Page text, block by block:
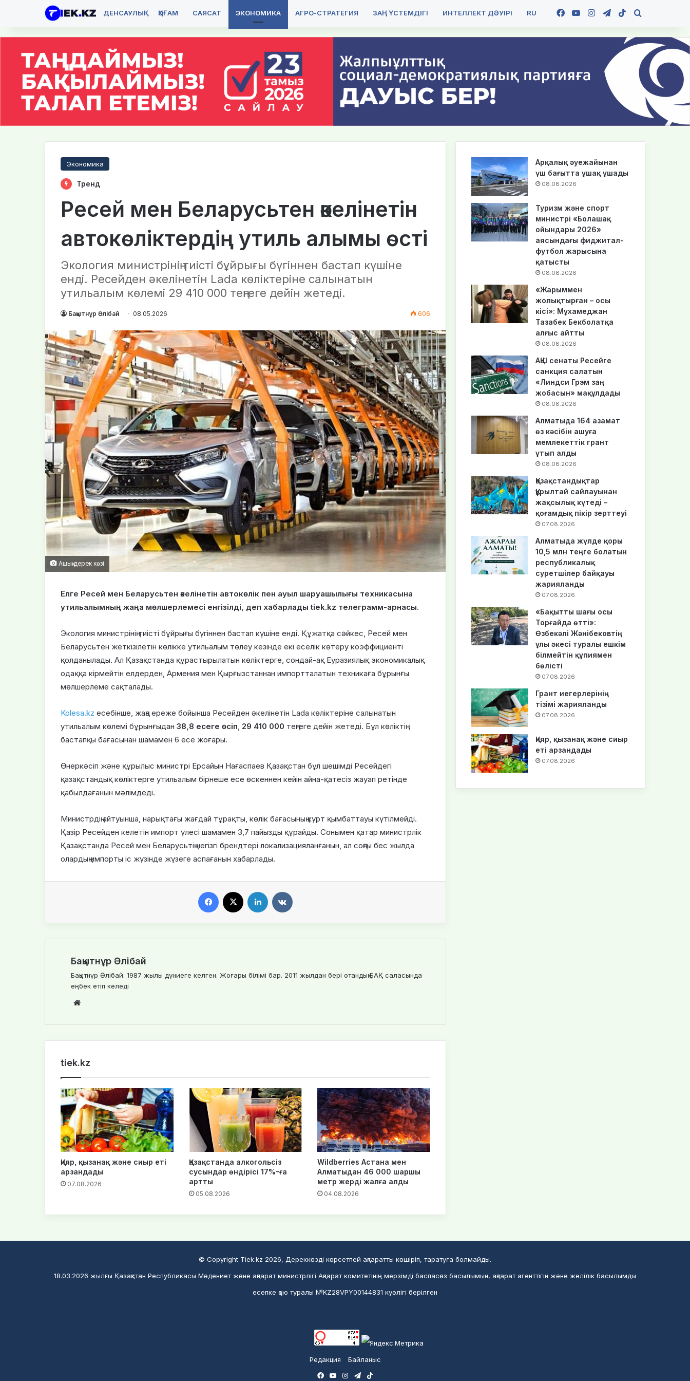
ДЕНСАУЛЫҚ ҚОҒАМ САЯСАТ ЭКОНОМИКА АГРО-СТРАТЕГИЯ ЗАҢ ҮСТЕМДІГІ ИНТЕЛЛЕКТ ДӘУІРІ RU Facebook
YouTubeInstagramTelegram
TikTok
Экономика
Тренд
Ресей мен Беларусьтен әкелінетін
автокөліктердің утиль алымы өсті
Экология министрінің тиісті бұйрығы бүгіннен бастап күшіне
енді. Ресейден әкелінетін Lada көліктеріне салынатын
утильалым көлемі 29 410 000 теңгеге дейін жетеді.
Бақытнұр Әлібай 08.05.2026 606
Ашық дерек көзі
Елге Ресей мен Беларусьтен әкелінетін автокөлік пен ауыл шаруашылығы техникасына
утильалымның жаңа мөлшерлемесі енгізілді, деп хабарлады tiek.kz телеграмм-арнасы.
Экология министрінің тиісті бұйрығы бүгіннен бастап күшіне енді. Құжатқа сәйкес, Ресей мен
Беларусьтен жеткізілетін көлікке утильалым төлеу кезінде екі еселік көтеру коэффициенті
қолданылады. Ал Қазақстанда құрастырылатын көліктерге, сондай-ақ Еуразиялық экономикалық
одаққа кірмейтін елдерден, Армения мен Қырғызстаннан импортталатын техникаға бұрынғы
мөлшерлеме сақталады.
Kolesa.kz есебінше, жаңа ереже бойынша Ресейден әкелінетін Lada көліктеріне салынатын
утильалым көлемі бұрынғыдан 38,8 есеге өсіп 29 410 000 теңгеге дейін жетеді. Бұл көліктің
бастапқы бағасынан шамамен 6 есе жоғары.
Өнеркәсіп және құрылыс министрі Ерсайын Нағаспаев Қазақстан бұл шешімді Ресейдегі
қазақстандық көліктерге утильалым бірнеше есе өскеннен кейін айна-қатесіз жауап ретінде
қабылдағанын мәлімдеді.
Министрдің айтуынша, нарықтағы жағдай тұрақты, көлік бағасының күрт қымбаттауы күтілмейді.
Қазір Ресейден келетін импорт үлесі шамамен 3,7 пайызды құрайды. Сонымен қатар министрлік
Қазақстанда Ресей мен Беларусьтің негізгі брендтері локализацияланғанын, ал соңғы бес жылда
олардың импорты іс жүзінде жүзеге аспағанын хабарлады.
Бақытнұр Әлібай
Бақытнұр Әлібай. 1987 жылы дүниеге келген. Жоғары білімі бар. 2011 жылдан бері отандық БАҚ саласында
еңбек етіп келеді
te
tiek.kz
Қияр, қызанақ және сиыр еті
арзандады
07.08.2026
Қазақстанда алкогольсіз
сусындар өндірісі 17%-ға
артты
05.08.2026
Wildberries Астана мен
Алматыдан 46 000 шаршы
метр жерді жалға алды
04.08.2026
Арқалық әуежайынан
үш бағытта ұшақ ұшады
08.08.2026
Туризм және спорт
министрі «Болашақ
ойындары 2026»
аясындағы фиджитал-
футбол жарысына
қатысты
08.08.2026
«Жарыммен
жолықтырған – осы
кісі»: Мұхамеджан
Тазабек Бекболатқа
алғыс айтты
08.08.2026
АҚШ сенаты Ресейге
санкция салатын
«Линдси Грэм заң
жобасын» мақұлдады
08.08.2026
Алматыда 164 азамат
өз кәсібін ашуға
мемлекеттік грант
ұтып алды
08.08.2026
Қазақстандықтар
Құрылтай сайлауынан
жақсылық күтеді –
қоғамдық пікір зерттеуі
07.08.2026
Алматыда жүлде қоры
10,5 млн теңге болатын
республикалық
суретшілер байқауы
жарияланды
07.08.2026
«Бақытты шағы осы
Торғайда өтті»:
Өзбекәлі Жәнібековтің
ұлы әкесі туралы ешкім
білмейтін құпиямен
бөлісті
07.08.2026
Грант иегерлерінің
тізімі жарияланды
07.08.2026
Қияр, қызанақ және сиыр
еті арзандады
07.08.2026
© Copyright Tiek.kz 2026, Дереккөзді көрсетпей ақпаратты көшіріп, таратуға болмайды.
18.03.2026 жылғы Қазақстан Республикасы Мәдениет және ақпарат министрлігі Ақпарат комитетінің мерзімді баспасөз басылымын, ақпарат агенттігін және желілік басылымды
есепке қою туралы №KZ28VPY00144831 куәлігі берілген
Редакция
Байланыс
Facebook
YouTubeInstagram
Telegram
TikTok